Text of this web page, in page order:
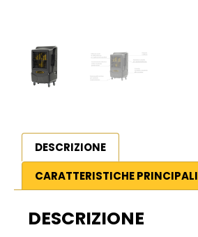
DESCRIZIONE
CARATTERISTICHE PRINCIPALI
DESCRIZIONE